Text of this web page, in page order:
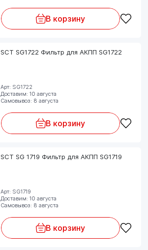
В корзину
SCT SG1722 Фильтр для АКПП SG1722
Арт: SG1722
Доставим: 10 августа
Самовывоз: 8 августа
В корзину
SCT SG 1719 Фильтр для АКПП SG1719
Арт: SG1719
Доставим: 10 августа
Самовывоз: 8 августа
В корзину